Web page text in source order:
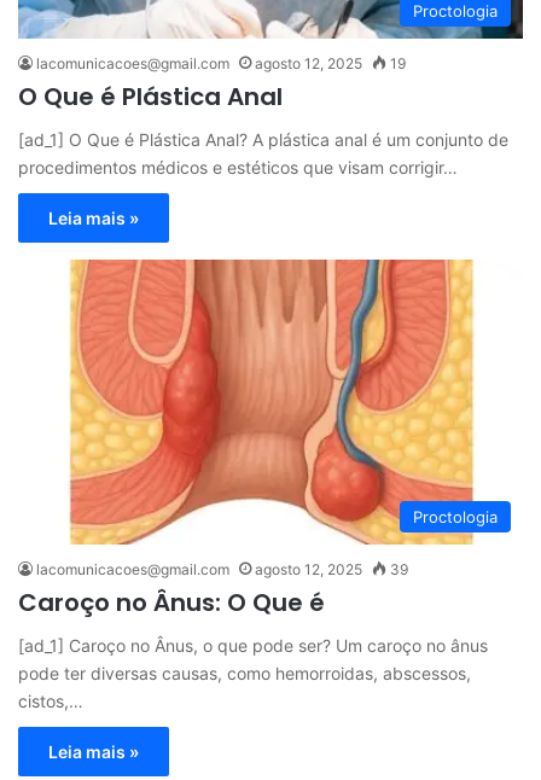
Proctologia
lacomunicacoes@gmail.com agosto 12, 2025 19
O Que é Plástica Anal
[ad_1] O Que é Plástica Anal? A plástica anal é um conjunto de
procedimentos médicos e estéticos que visam corrigir…
Leia mais »
Proctologia
lacomunicacoes@gmail.com agosto 12, 2025 39
Caroço no Ânus: O Que é
[ad_1] Caroço no Ânus, o que pode ser? Um caroço no ânus
pode ter diversas causas, como hemorroidas, abscessos,
cistos,…
Leia mais »